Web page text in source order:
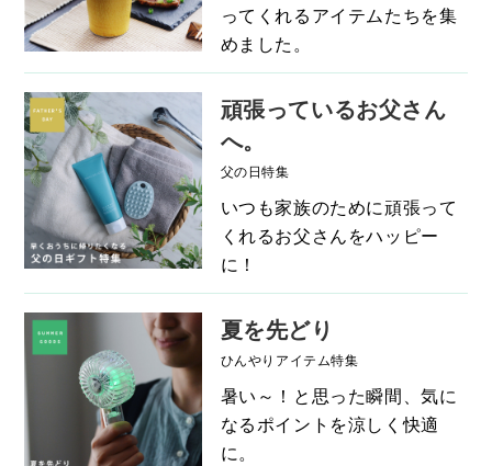
ってくれるアイテムたちを集
めました。
頑張っているお父さん
へ。
父の日特集
いつも家族のために頑張って
くれるお父さんをハッピー
に！
夏を先どり
ひんやりアイテム特集
暑い～！と思った瞬間、気に
なるポイントを涼しく快適
に。